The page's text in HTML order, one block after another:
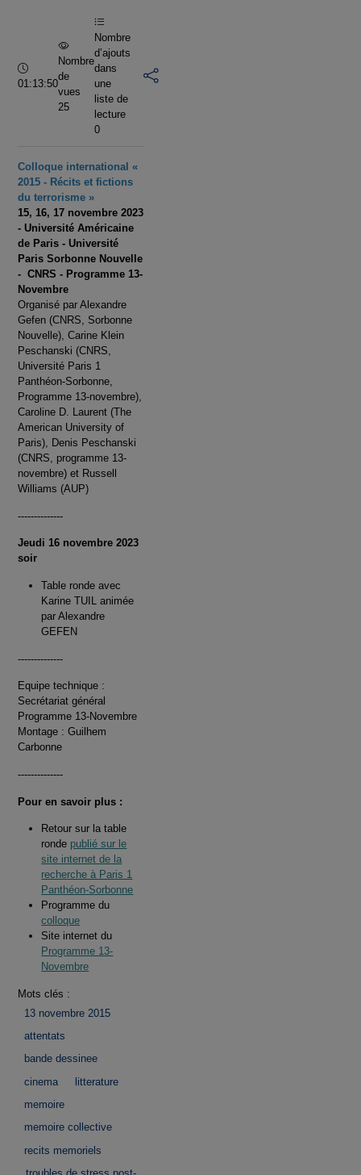
vidéo
Durée :
01:13:50
Nombre
de
vues
25
Nombre
d’ajouts
dans
une
liste de
lecture
0
Colloque international «
2015 - Récits et fictions
du terrorisme »
15, 16, 17 novembre 2023
- Université Américaine
de Paris - Université
Paris Sorbonne Nouvelle
- CNRS - Programme 13-
Novembre
Organisé par Alexandre
Gefen (CNRS, Sorbonne
Nouvelle), Carine Klein
Peschanski (CNRS,
Université Paris 1
Panthéon-Sorbonne,
Programme 13-novembre),
Caroline D. Laurent (The
American University of
Paris), Denis Peschanski
(CNRS, programme 13-
novembre) et Russell
Williams (AUP)
--------------
Jeudi 16 novembre 2023
soir
Table ronde avec
Karine TUIL animée
par Alexandre
GEFEN
--------------
Equipe technique :
Secrétariat général
Programme 13-Novembre
Montage : Guilhem
Carbonne
--------------
Pour en savoir plus :
Retour sur la table
ronde publié sur le
site internet de la
recherche à Paris 1
Panthéon-Sorbonne
Programme du
colloque
Site internet du
Programme 13-
Novembre
Mots clés :
13 novembre 2015
attentats
bande dessinee
cinema
litterature
memoire
memoire collective
recits memoriels